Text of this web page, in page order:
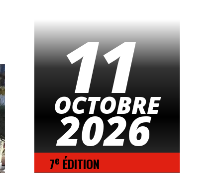
11
OCTOBRE
2026
7e ÉDITION